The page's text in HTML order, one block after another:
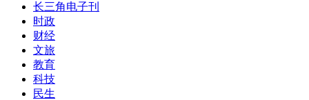
长三角电子刊
时政
财经
文旅
教育
科技
民生